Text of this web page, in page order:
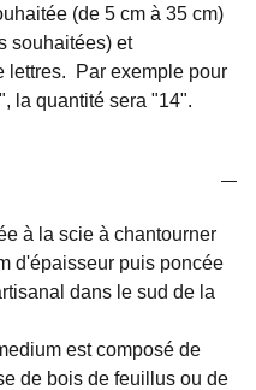
(de 5 cm à 35 cm)
souhaitées) et
lettres. Par exemple pour
la quantité sera "14".
à la scie à chantourner
d'épaisseur puis poncée
dans le sud de la
est composé de
de bois de feuillus ou de